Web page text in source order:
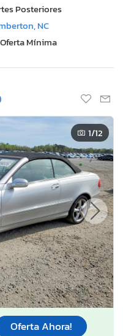
Posteriores
NC
Mínima
1/12
Oferta Ahora!